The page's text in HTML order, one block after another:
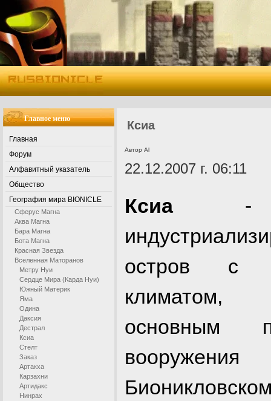
Главное меню
Главная
Форум
Алфавитный указатель
Общество
География мира BIONICLE
Сферус Магна
Аква Магна
Бара Магна
Бота Магна
Красная Звезда
Вселенная Маторанов
Метру Нуи
Сердце Мира (Карда Нуи)
Южный Материк
Яма
Одина
Даксия
Дестрал
Ксиа
Стелт
Заказ
Артакха
Карзахни
Артидакс
Нинрах
Ксиа
Автор Al
22.12.2007 г. 06:11
Ксиа-
остров с
климатом,
основным